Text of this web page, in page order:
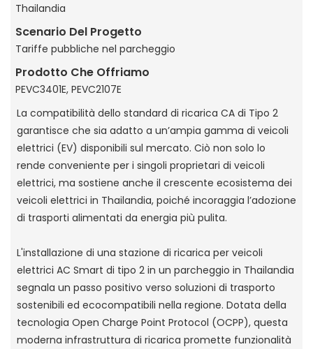
Thailandia
Scenario Del Progetto
Tariffe pubbliche nel parcheggio
Prodotto Che Offriamo
PEVC3401E, PEVC2107E
La compatibilità dello standard di ricarica CA di Tipo 2
garantisce che sia adatto a un’ampia gamma di veicoli
elettrici (EV) disponibili sul mercato. Ciò non solo lo
rende conveniente per i singoli proprietari di veicoli
elettrici, ma sostiene anche il crescente ecosistema dei
veicoli elettrici in Thailandia, poiché incoraggia l’adozione
di trasporti alimentati da energia più pulita.
L'installazione di una stazione di ricarica per veicoli
elettrici AC Smart di tipo 2 in un parcheggio in Thailandia
segnala un passo positivo verso soluzioni di trasporto
sostenibili ed ecocompatibili nella regione. Dotata della
tecnologia Open Charge Point Protocol (OCPP), questa
moderna infrastruttura di ricarica promette funzionalità